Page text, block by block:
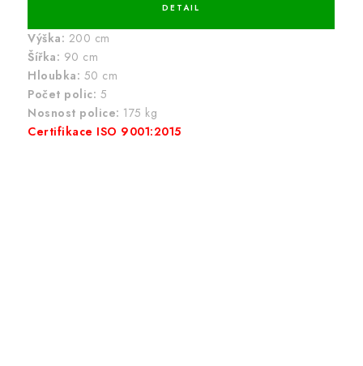
Výška: 200 cm
Šířka: 90 cm
Hloubka: 50 cm
Počet polic: 5
Nosnost police: 175 kg
Certifikace ISO 9001:2015